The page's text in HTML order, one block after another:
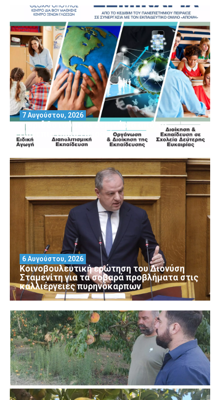
Μοριοδοτούμενα Σεμινάρια από το
Πανεπιστήμιο Πειραιά
7 Αυγούστου, 2026
Κοινοβουλευτική ερώτηση του Διονύση
Σταμενίτη για τα σοβαρά προβλήματα στις
καλλιέργειες πυρηνόκαρπων
6 Αυγούστου, 2026